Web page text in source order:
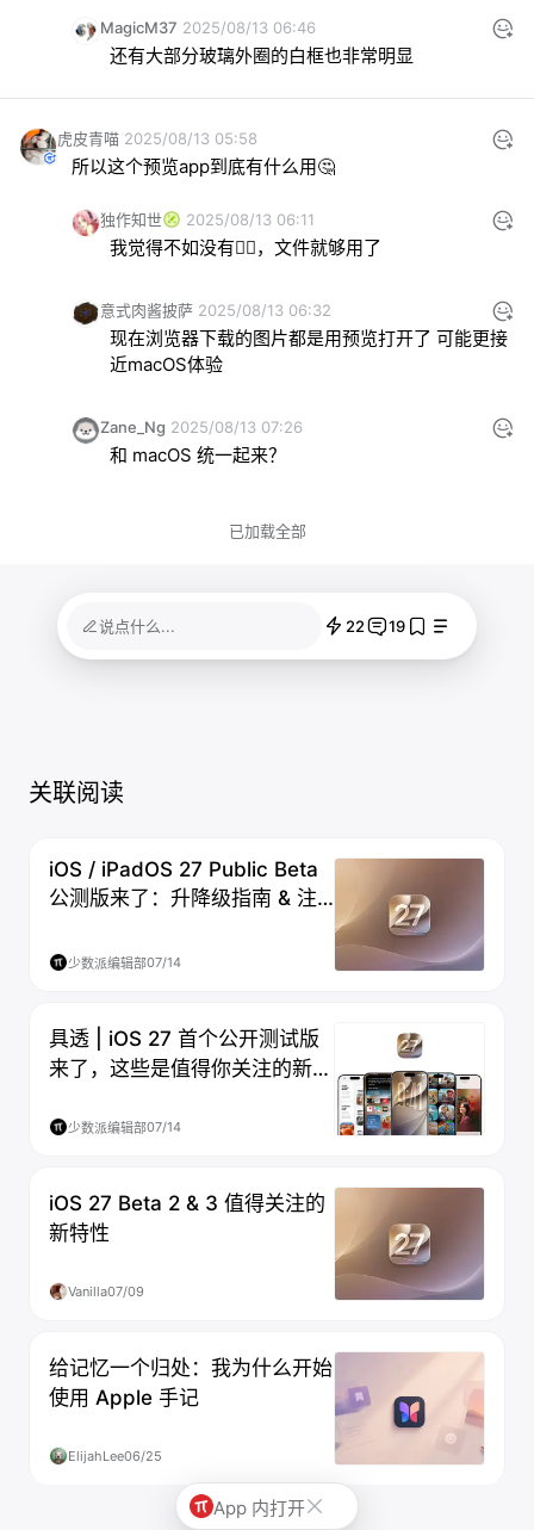
MagicM37 2025/08/13 06:46
还有大部分玻璃外圈的白框也非常明显
虎皮青喵 2025/08/13 05:58
所以这个预览app到底有什么用🤔
独作知世 2025/08/13 06:11
我觉得不如没有🙂‍↔️，文件就够用了
意式肉酱披萨 2025/08/13 06:32
现在浏览器下载的图片都是用预览打开了 可能更接
近macOS体验
Zane_Ng 2025/08/13 07:26
和 macOS 统一起来？
已加载全部
说点什么... 22 19
关联阅读
iOS / iPadOS 27 Public Beta
公测版来了：升降级指南 & 注
少数派编辑部07/14
具透 | iOS 27 首个公开测试版
来了，这些是值得你关注的新功
少数派编辑部07/14
iOS 27 Beta 2 & 3 值得关注的
新特性
Vanilla07/09
给记忆一个归处：我为什么开始
使用 Apple 手记
ElijahLee06/25
App 内打开